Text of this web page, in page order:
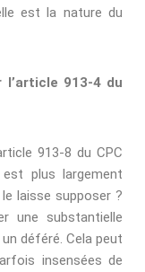
est la nature du
l’article 913-4 du
913-8 du CPC
plus largement
laisse supposer ?
une substantielle
déféré. Cela peut
insensées de